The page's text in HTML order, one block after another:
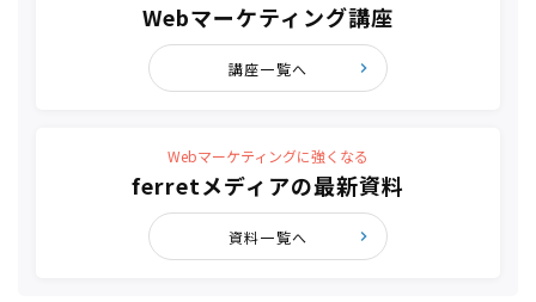
Webマーケティング講座
講座一覧へ
Webマーケティングに強くなる
ferretメディアの最新資料
資料一覧へ